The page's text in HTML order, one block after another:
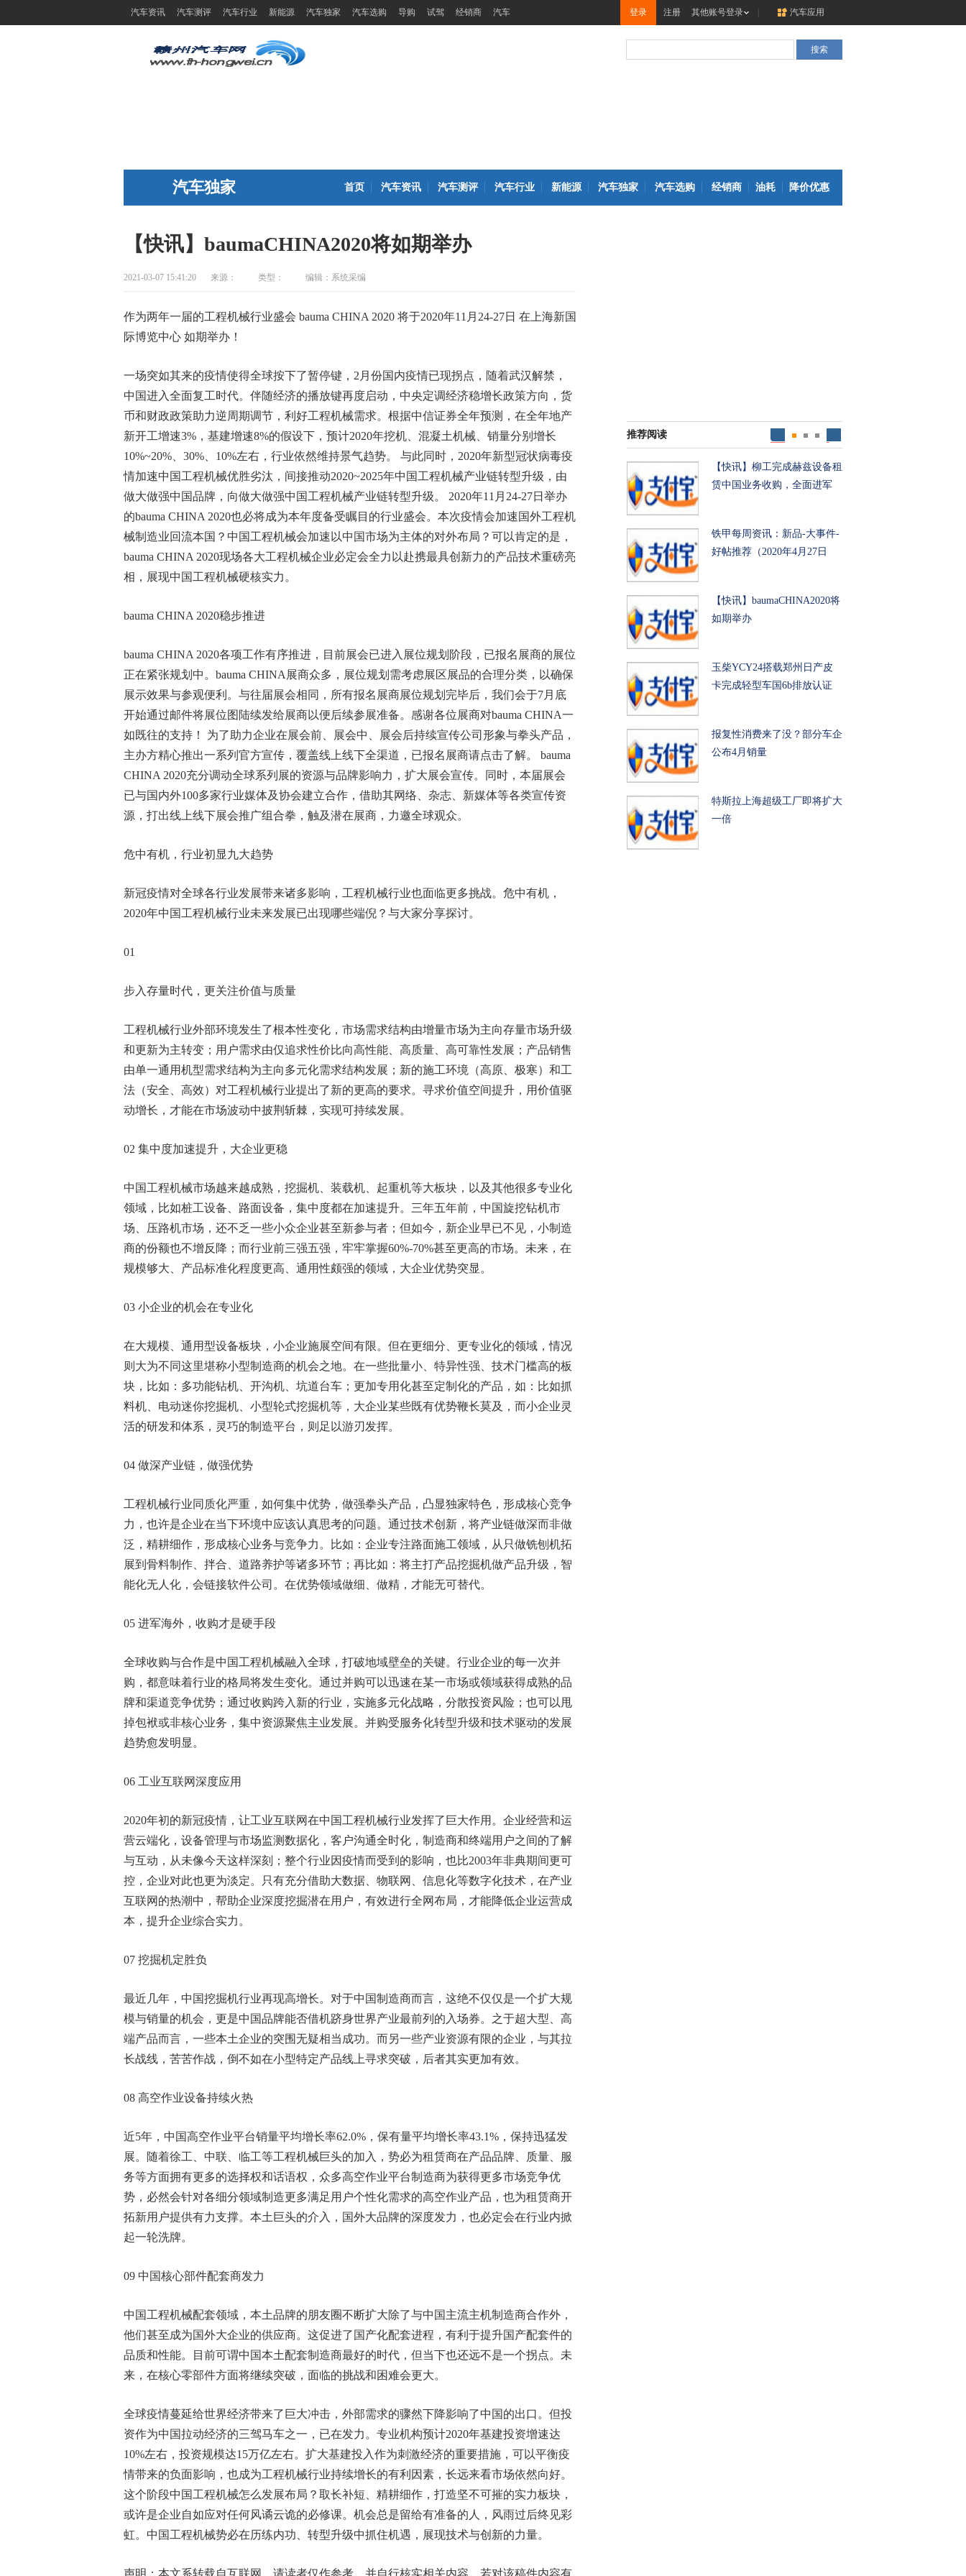
汽车资讯 汽车测评 汽车行业 新能源 汽车独家 汽车选购 导购 试驾 经销商 汽车 汽车应用
登录 注册 其他账号登录
汽车独家 首页 汽车资讯 汽车测评 汽车行业 新能源 汽车独家 汽车选购 经销商 油耗 降价优惠
【快讯】baumaCHINA2020将如期举办
2021-03-07 15:41:20 来源： 类型： 编辑：系统采编
作为两年一届的工程机械行业盛会 bauma CHINA 2020 将于2020年11月24-27日 在上海新国
际博览中心 如期举办！
一场突如其来的疫情使得全球按下了暂停键，2月份国内疫情已现拐点，随着武汉解禁，
中国进入全面复工时代。伴随经济的播放键再度启动，中央定调经济稳增长政策方向，货
币和财政政策助力逆周期调节，利好工程机械需求。根据中信证券全年预测，在全年地产
新开工增速3%，基建增速8%的假设下，预计2020年挖机、混凝土机械、销量分别增长
10%~20%、30%、10%左右，行业依然维持景气趋势。 与此同时，2020年新型冠状病毒疫
情加速中国工程机械优胜劣汰，间接推动2020~2025年中国工程机械产业链转型升级，由
做大做强中国品牌，向做大做强中国工程机械产业链转型升级。 2020年11月24-27日举办
的bauma CHINA 2020也必将成为本年度备受瞩目的行业盛会。本次疫情会加速国外工程机
械制造业回流本国？中国工程机械会加速以中国市场为主体的对外布局？可以肯定的是，
bauma CHINA 2020现场各大工程机械企业必定会全力以赴携最具创新力的产品技术重磅亮
相，展现中国工程机械硬核实力。
bauma CHINA 2020稳步推进
bauma CHINA 2020各项工作有序推进，目前展会已进入展位规划阶段，已报名展商的展位
正在紧张规划中。bauma CHINA展商众多，展位规划需考虑展区展品的合理分类，以确保
展示效果与参观便利。与往届展会相同，所有报名展商展位规划完毕后，我们会于7月底
开始通过邮件将展位图陆续发给展商以便后续参展准备。感谢各位展商对bauma CHINA一
如既往的支持！ 为了助力企业在展会前、展会中、展会后持续宣传公司形象与拳头产品，
主办方精心推出一系列官方宣传，覆盖线上线下全渠道，已报名展商请点击了解。 bauma
CHINA 2020充分调动全球系列展的资源与品牌影响力，扩大展会宣传。同时，本届展会
已与国内外100多家行业媒体及协会建立合作，借助其网络、杂志、新媒体等各类宣传资
源，打出线上线下展会推广组合拳，触及潜在展商，力邀全球观众。
危中有机，行业初显九大趋势
新冠疫情对全球各行业发展带来诸多影响，工程机械行业也面临更多挑战。危中有机，
2020年中国工程机械行业未来发展已出现哪些端倪？与大家分享探讨。
01
步入存量时代，更关注价值与质量
工程机械行业外部环境发生了根本性变化，市场需求结构由增量市场为主向存量市场升级
和更新为主转变；用户需求由仅追求性价比向高性能、高质量、高可靠性发展；产品销售
由单一通用机型需求结构为主向多元化需求结构发展；新的施工环境（高原、极寒）和工
法（安全、高效）对工程机械行业提出了新的更高的要求。寻求价值空间提升，用价值驱
动增长，才能在市场波动中披荆斩棘，实现可持续发展。
02 集中度加速提升，大企业更稳
中国工程机械市场越来越成熟，挖掘机、装载机、起重机等大板块，以及其他很多专业化
领域，比如桩工设备、路面设备，集中度都在加速提升。三年五年前，中国旋挖钻机市
场、压路机市场，还不乏一些小众企业甚至新参与者；但如今，新企业早已不见，小制造
商的份额也不增反降；而行业前三强五强，牢牢掌握60%-70%甚至更高的市场。未来，在
规模够大、产品标准化程度更高、通用性颇强的领域，大企业优势突显。
03 小企业的机会在专业化
在大规模、通用型设备板块，小企业施展空间有限。但在更细分、更专业化的领域，情况
则大为不同这里堪称小型制造商的机会之地。在一些批量小、特异性强、技术门槛高的板
块，比如：多功能钻机、开沟机、坑道台车；更加专用化甚至定制化的产品，如：比如抓
料机、电动迷你挖掘机、小型轮式挖掘机等，大企业某些既有优势鞭长莫及，而小企业灵
活的研发和体系，灵巧的制造平台，则足以游刃发挥。
04 做深产业链，做强优势
工程机械行业同质化严重，如何集中优势，做强拳头产品，凸显独家特色，形成核心竞争
力，也许是企业在当下环境中应该认真思考的问题。通过技术创新，将产业链做深而非做
泛，精耕细作，形成核心业务与竞争力。比如：企业专注路面施工领域，从只做铣刨机拓
展到骨料制作、拌合、道路养护等诸多环节；再比如：将主打产品挖掘机做产品升级，智
能化无人化，会链接软件公司。在优势领域做细、做精，才能无可替代。
05 进军海外，收购才是硬手段
全球收购与合作是中国工程机械融入全球，打破地域壁垒的关键。行业企业的每一次并
购，都意味着行业的格局将发生变化。通过并购可以迅速在某一市场或领域获得成熟的品
牌和渠道竞争优势；通过收购跨入新的行业，实施多元化战略，分散投资风险；也可以甩
掉包袱或非核心业务，集中资源聚焦主业发展。并购受服务化转型升级和技术驱动的发展
趋势愈发明显。
06 工业互联网深度应用
2020年初的新冠疫情，让工业互联网在中国工程机械行业发挥了巨大作用。企业经营和运
营云端化，设备管理与市场监测数据化，客户沟通全时化，制造商和终端用户之间的了解
与互动，从未像今天这样深刻；整个行业因疫情而受到的影响，也比2003年非典期间更可
控，企业对此也更为淡定。只有充分借助大数据、物联网、信息化等数字化技术，在产业
互联网的热潮中，帮助企业深度挖掘潜在用户，有效进行全网布局，才能降低企业运营成
本，提升企业综合实力。
07 挖掘机定胜负
最近几年，中国挖掘机行业再现高增长。对于中国制造商而言，这绝不仅仅是一个扩大规
模与销量的机会，更是中国品牌能否借机跻身世界产业最前列的入场券。之于超大型、高
端产品而言，一些本土企业的突围无疑相当成功。而另一些产业资源有限的企业，与其拉
长战线，苦苦作战，倒不如在小型特定产品线上寻求突破，后者其实更加有效。
08 高空作业设备持续火热
近5年，中国高空作业平台销量平均增长率62.0%，保有量平均增长率43.1%，保持迅猛发
展。随着徐工、中联、临工等工程机械巨头的加入，势必为租赁商在产品品牌、质量、服
务等方面拥有更多的选择权和话语权，众多高空作业平台制造商为获得更多市场竞争优
势，必然会针对各细分领域制造更多满足用户个性化需求的高空作业产品，也为租赁商开
拓新用户提供有力支撑。本土巨头的介入，国外大品牌的深度发力，也必定会在行业内掀
起一轮洗牌。
09 中国核心部件配套商发力
中国工程机械配套领域，本土品牌的朋友圈不断扩大除了与中国主流主机制造商合作外，
他们甚至成为国外大企业的供应商。这促进了国产化配套进程，有利于提升国产配套件的
品质和性能。目前可谓中国本土配套制造商最好的时代，但当下也还远不是一个拐点。未
来，在核心零部件方面将继续突破，面临的挑战和困难会更大。
全球疫情蔓延给世界经济带来了巨大冲击，外部需求的骤然下降影响了中国的出口。但投
资作为中国拉动经济的三驾马车之一，已在发力。专业机构预计2020年基建投资增速达
10%左右，投资规模达15万亿左右。扩大基建投入作为刺激经济的重要措施，可以平衡疫
情带来的负面影响，也成为工程机械行业持续增长的有利因素，长远来看市场依然向好。
这个阶段中国工程机械怎么发展布局？取长补短、精耕细作，打造坚不可摧的实力板块，
或许是企业自如应对任何风谲云诡的必修课。机会总是留给有准备的人，风雨过后终见彩
虹。中国工程机械势必在历练内功、转型升级中抓住机遇，展现技术与创新的力量。
声明：本文系转载自互联网，请读者仅作参考，并自行核实相关内容。若对该稿件内容有
推荐阅读
【快讯】柳工完成赫兹设备租
赁中国业务收购，全面进军
铁甲每周资讯：新品-大事件-
好帖推荐（2020年4月27日
【快讯】baumaCHINA2020将
如期举办
玉柴YCY24搭载郑州日产皮
卡完成轻型车国6b排放认证
报复性消费来了没？部分车企
公布4月销量
特斯拉上海超级工厂即将扩大
一倍